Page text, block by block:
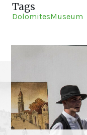
Tags
DolomitesMuseum